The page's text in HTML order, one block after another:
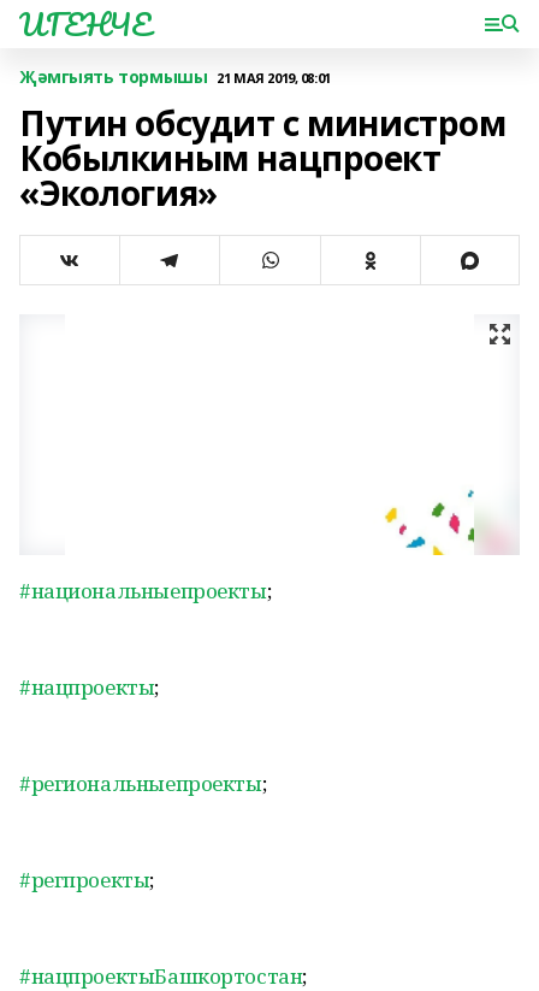
ИГЕНЧЕ
Җәмгыять тормышы 21 МАЯ 2019, 08:01
Путин обсудит с министром
Кобылкиным нацпроект
«Экология»
#национальныепроекты;
#нацпроекты;
#региональныепроекты;
#регпроекты;
#нацпроектыБашкортостан;